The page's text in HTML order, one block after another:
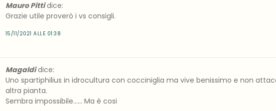
Mauro Pitti dice:
Grazie utile proverò i vs consigli.
15/11/2021 ALLE 01:38
Magaldi dice:
Uno spartiphilius in idrocultura con cocciniglia ma vive benissimo e non
altra pianta.
Sembra impossibile…… Ma è cosi